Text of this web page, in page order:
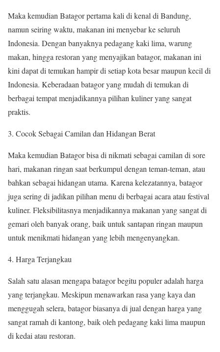
Maka kemudian Batagor pertama kali di kenal di Bandung,
namun seiring waktu, makanan ini menyebar ke seluruh
Indonesia. Dengan banyaknya pedagang kaki lima, warung
makan, hingga restoran yang menyajikan batagor, makanan ini
kini dapat di temukan hampir di setiap kota besar maupun kecil di
Indonesia. Keberadaan batagor yang mudah di temukan di
berbagai tempat menjadikannya pilihan kuliner yang sangat
praktis.
Cocok Sebagai Camilan dan Hidangan Berat
Maka kemudian Batagor bisa di nikmati sebagai camilan di sore
hari, makanan ringan saat berkumpul dengan teman-teman, atau
bahkan sebagai hidangan utama. Karena kelezatannya, batagor
juga sering di jadikan pilihan menu di berbagai acara atau festival
kuliner. Fleksibilitasnya menjadikannya makanan yang sangat di
gemari oleh banyak orang, baik untuk santapan ringan maupun
untuk menikmati hidangan yang lebih mengenyangkan.
Harga Terjangkau
Salah satu alasan mengapa batagor begitu populer adalah harga
yang terjangkau. Meskipun menawarkan rasa yang kaya dan
menggugah selera, batagor biasanya di jual dengan harga yang
sangat ramah di kantong, baik oleh pedagang kaki lima maupun
di kedai atau restoran.